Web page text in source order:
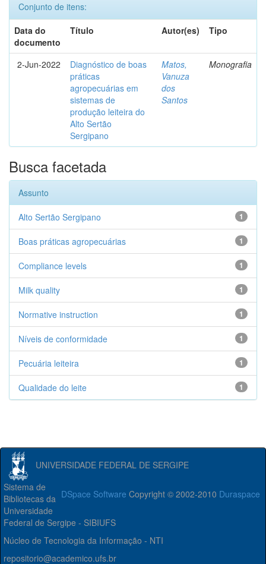
Conjunto de itens:
Data do
documento
Título Autor(es) Tipo
2-Jun-2022
Diagnóstico de boas
práticas
agropecuárias em
sistemas de
produção leiteira do
Alto Sertão
Sergipano
Matos,
Vanuza
dos
Santos
Monografia
Busca facetada
Assunto
1
Alto Sertão Sergipano
1
Boas práticas agropecuárias
1
Compliance levels
1
Milk quality
1
Normative instruction
1
Níveis de conformidade
1
Pecuária leiteira
1
Qualidade do leite
UNIVERSIDADE FEDERAL DE SERGIPE
DSpace Software Copyright © 2002-2010 Duraspace
Sistema de
Bibliotecas da
Universidade
Federal de Sergipe - SIBIUFS
Núcleo de Tecnologia da Informação - NTI
repositorio@academico.ufs.br